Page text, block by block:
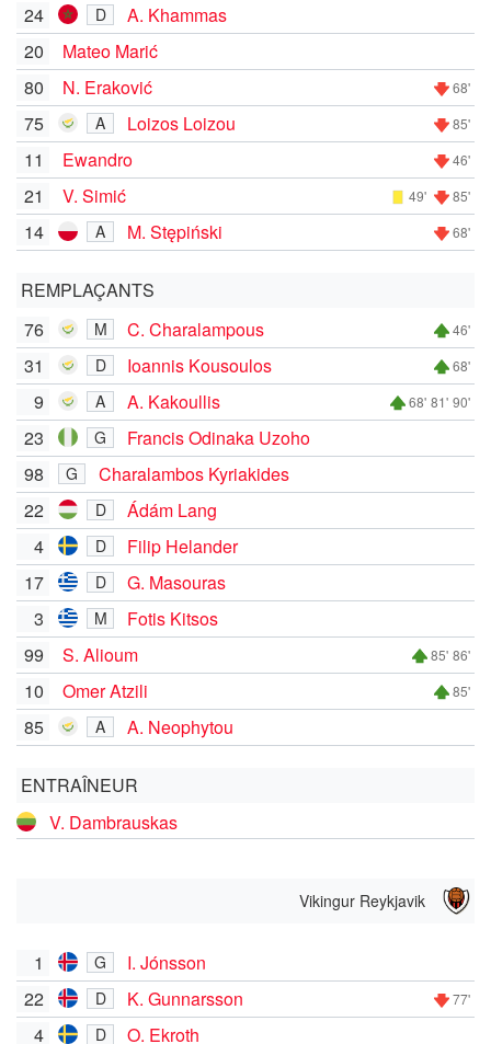
24
D
A. Khammas
20
Mateo Marić
80
N. Eraković 68'
75 A Loizos Loizou 85'
11 Ewandro 46'
21 V. Simić 49' 85'
14 A M. Stępiński 68'
REMPLAÇANTS
76
M C. Charalampous 46'
31 D Ioannis Kousoulos 68'
9 A A. Kakoullis 68' 81' 90'
23 G
Francis Odinaka Uzoho
98
G
Charalambos Kyriakides
22
D
Ádám Lang
4
D
Filip Helander
17
D
G. Masouras
3
M
Fotis Kitsos
99
S. Alioum 85' 86'
10 Omer Atzili 85'
85 A A. Neophytou
ENTRAÎNEUR
V. Dambrauskas
Vikingur Reykjavik
1 G
I. Jónsson
22
D K. Gunnarsson 77'
4 D O. Ekroth